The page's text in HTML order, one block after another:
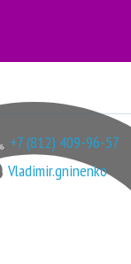
+7 (812) 409-96-57
Vladimir.gninenko